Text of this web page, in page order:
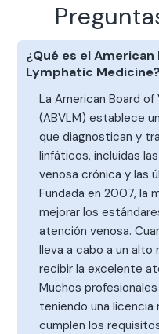
¿Qué es el
Lymphatic Medicine?
La American Board
(ABVLM) establece
que diagnostican y
linfáticos, incluidas
venosa crónica y las
Fundada en 2007, la
mejorar los
atención venosa.
lleva a cabo a un alto
recibir la excelente
Muchos
teniendo una
cumplen los